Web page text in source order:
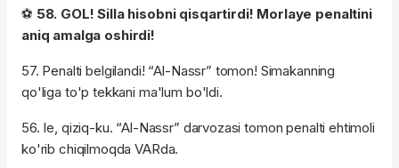
⚽️ 58. GOL! Silla hisobni qisqartirdi! Morlaye penaltini
aniq amalga oshirdi!
57. Penalti belgilandi! “Al-Nassr” tomon! Simakanning
qo'liga to'p tekkani ma'lum bo'ldi.
56. Ie, qiziq-ku. “Al-Nassr” darvozasi tomon penalti ehtimoli
ko'rib chiqilmoqda VARda.